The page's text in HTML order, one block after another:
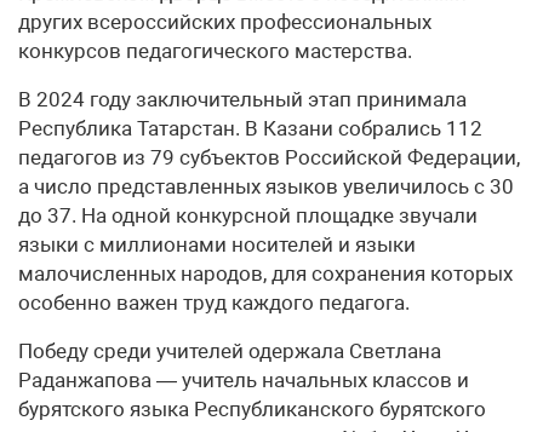
других всероссийских профессиональных
конкурсов педагогического мастерства.
В 2024 году заключительный этап принимала
Республика Татарстан. В Казани собрались 112
педагогов из 79 субъектов Российской Федерации,
а число представленных языков увеличилось с 30
до 37. На одной конкурсной площадке звучали
языки с миллионами носителей и языки
малочисленных народов, для сохранения которых
особенно важен труд каждого педагога.
Победу среди учителей одержала Светлана
Раданжапова — учитель начальных классов и
бурятского языка Республиканского бурятского